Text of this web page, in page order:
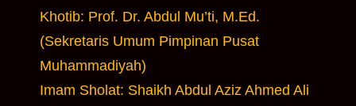
Khotib: Prof. Dr. Abdul Mu’ti, M.Ed.
(Sekretaris Umum Pimpinan Pusat
Muhammadiyah)
Imam Sholat: Shaikh Abdul Aziz Ahmed Ali